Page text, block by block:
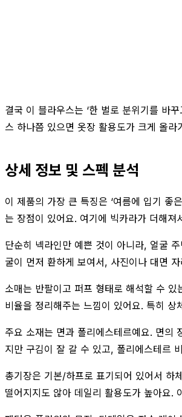
결국 이 블라우스는 ‘한 벌로 분위기를 바
스 하나쯤 있으면 옷장 활용도가 크게 올라
상세 정보 및 스펙 분석
이 제품의 가장 큰 특징은 ‘여름에 입기 좋
는 장점이 있어요. 여기에 빅카라가 더해
단순히 넥라인만 예쁜 것이 아니라, 얼굴
굴이 먼저 환하게 보여서, 사진이나 대면
소매는 반팔이고 퍼프 형태로 해석할 수
비율을 정리해주는 느낌이 있어요. 특히
주요 소재는 면과 폴리에스테르예요. 면의
지만 구김이 잘 갈 수 있고, 폴리에스테르
총기장은 기본/하프로 표기되어 있어서 하
떨어지지도 않아 데일리 활용도가 높아요.